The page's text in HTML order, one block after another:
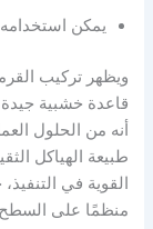
يمكن
ويظهر تركيب
قاعدة خشبية
أنه من الحلول
طبيعة الهياكل
القوية في
منظمًا على